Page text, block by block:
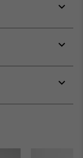
or
or
or